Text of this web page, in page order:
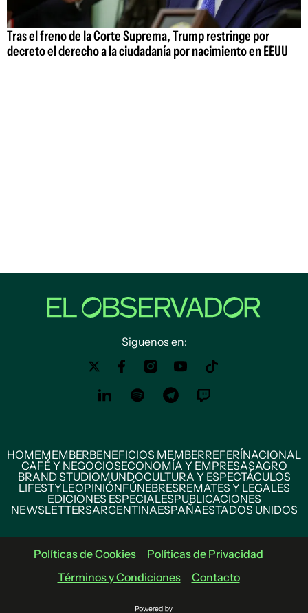
Tras el freno de la Corte Suprema, Trump restringe por
decreto el derecho a la ciudadanía por nacimiento en EEUU
Siguenos en:
HOMEMEMBERBENEFICIOS MEMBERREFERÍNACIONAL
CAFÉ Y NEGOCIOSECONOMÍA Y EMPRESASAGRO
BRAND STUDIOMUNDOCULTURA Y ESPECTÁCULOS
LIFESTYLEOPINIÓNFÚNEBRESREMATES Y LEGALES
EDICIONES ESPECIALESPUBLICACIONES
NEWSLETTERSARGENTINAESPAÑAESTADOS UNIDOS
Políticas de Cookies
Políticas de Privacidad
Términos y Condiciones
Contacto